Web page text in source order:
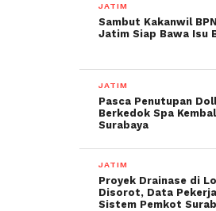
JATIM
Sambut Kakanwil
Jatim Siap Bawa Isu
JATIM
Pasca Penutupan
Berkedok Spa
Surabaya
JATIM
Proyek Drainase di
Disorot, Data
Sistem Pemkot